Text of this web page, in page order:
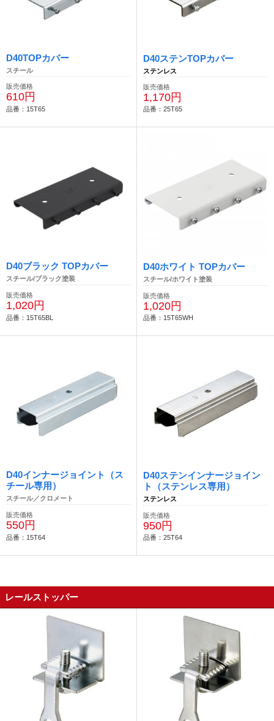
D40TOPカバー
スチール
販売価格
610円
品番：15T65
D40ステンTOPカバー
ステンレス
販売価格
1,170円
品番：25T65
D40ブラック TOPカバー
スチール/ブラック塗装
販売価格
1,020円
品番：15T65BL
D40ホワイト TOPカバー
スチール/ホワイト塗装
販売価格
1,020円
品番：15T65WH
D40インナージョイント（ス
チール専用）
スチール／クロメート
販売価格
550円
品番：15T64
D40ステンインナージョイン
ト（ステンレス専用）
ステンレス
販売価格
950円
品番：25T64
レールストッパー